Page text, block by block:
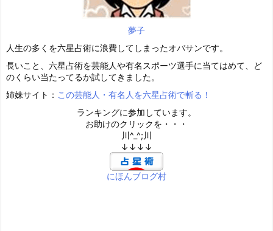
夢子
人生の多くを六星占術に浪費してしまったオバサンです。
長いこと、六星占術を芸能人や有名スポーツ選手に当てはめて、ど
のくらい当たってるか試してきました。
姉妹サイト： この芸能人・有名人を六星占術で斬る！
ランキングに参加しています。
お助けのクリックを・・・
川^_^;川
↓↓↓↓
にほんブログ村